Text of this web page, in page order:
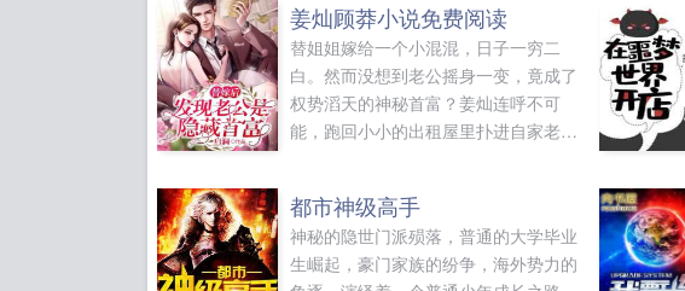
姜灿顾莽小说免费阅读
替姐姐嫁给一个小混混，日子一穷二
白。然而没想到老公摇身一变，竟成了
权势滔天的神秘首富？姜灿连呼不可
能，跑回小小的出租屋里扑进自家老公
已。姜灿委委屈屈，那人太坏了，非说
我是他老婆。老公，去揍他！第二天霍
少鼻青脸肿出现在众人面前，坦然微
都市神级高手
神秘的隐世门派殒落，普通的大学毕业
生崛起，豪门家族的纷争，海外势力的